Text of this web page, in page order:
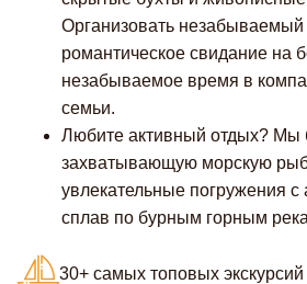
Организовать
романтическое свидание на
незабываемое время в
семьи.
Любите активный отдых? Мы
захватывающую морскую
увлекательные погружения с
сплав по бурным горным
30+ самых топовых экскурсий